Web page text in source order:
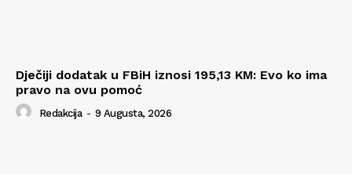
Dječiji dodatak u FBiH iznosi 195,13 KM: Evo ko ima
pravo na ovu pomoć
Redakcija - 9 Augusta, 2026